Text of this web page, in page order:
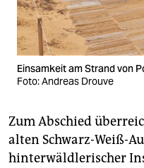
Einsamkeit am Strand von
Foto: Andreas Drouve
Zum Abschied
alten Schwarz-Weiß-
hinterwäldlerischer